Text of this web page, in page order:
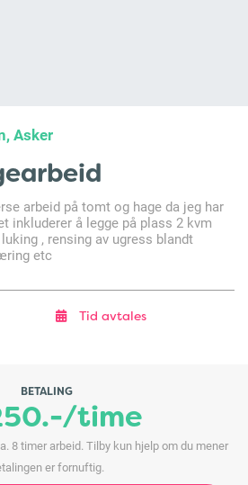
Asker
arbeid på tomt og hage da jeg har
inkluderer å legge på plass 2 kvm
, rensing av ugress blandt
etc
Tid avtales
BETALING
time
8 timer arbeid. Tilby kun hjelp om du mener
er fornuftig.